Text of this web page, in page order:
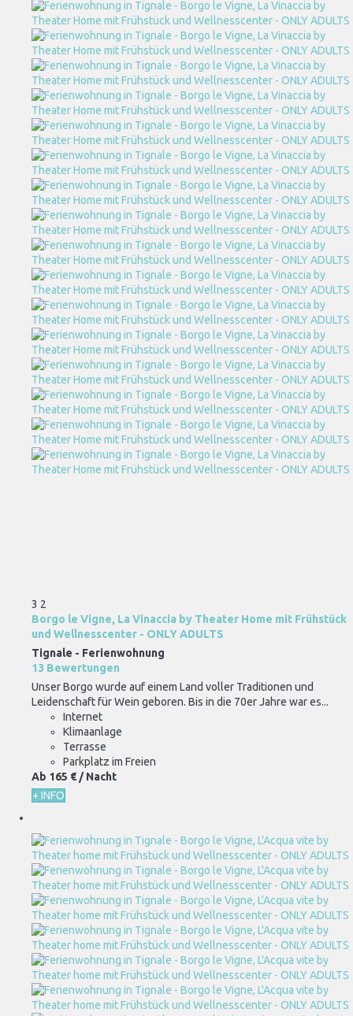
3 2
Borgo le Vigne, La Vinaccia by Theater Home mit Frühstück
und Wellnesscenter - ONLY ADULTS
Tignale - Ferienwohnung
13 Bewertungen
Unser Borgo wurde auf einem Land voller Traditionen und
Leidenschaft für Wein geboren. Bis in die 70er Jahre war es...
Internet
Klimaanlage
Terrasse
Parkplatz im Freien
Ab 165 € / Nacht
+ INFO